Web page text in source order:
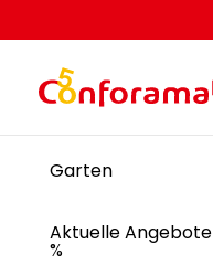
Garten
Aktuelle Angebote
%